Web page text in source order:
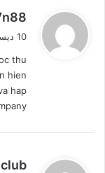
ي
ل
10 ديسمبر، 2024 الساعة 9:45 ص
thu
hien
hap
ي